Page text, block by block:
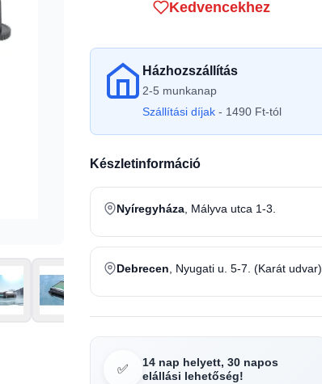
Kedvencekhez
Házhozszállítás
2-5 munkanap
Szállítási díjak - 1490 Ft-tól
Készletinformáció
Nyíregyháza , Mályva utca 1-3.
Debrecen , Nyugati u. 5-7. (Karát udvar)
✅
14 nap helyett, 30 napos
elállási lehetőség!